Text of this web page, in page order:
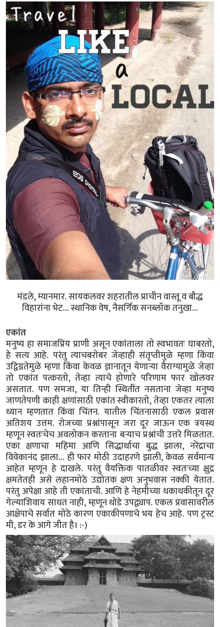
मंडले, म्यानमार. सायकलवर शहरातील प्राचीन वास्तू व बौद्ध
विहारांना भेट... स्थानिक वेष, नैसर्गिक सनब्लॉक तनुखा...
एकांत
मनुष्य हा समाजप्रिय प्राणी असून एकांताला तो स्वभावतः घाबरतो,
हे सत्य आहे. परंतु त्याचबरोबर जेव्हाही संतृप्तीमुळे म्हणा किंवा
उद्विग्नतेमुळे म्हणा किंवा केवळ ज्ञानातून येणाऱ्या वैराग्यामुळे जेव्हा
तो एकांत पत्करतो, तेव्हा त्याचे होणारे परिणाम फार खोलवर
असतात. पण समजा, या तिन्ही स्थितींत नसताना जेव्हा मनुष्य
जाणतेपणी काही क्षणांसाठी एकांत स्वीकारतो, तेव्हा एकतर त्याला
ध्यान म्हणतात किंवा चिंतन. यातील चिंतनासाठी एकल प्रवास
अतिशय उत्तम. रोजच्या प्रश्नांपासून जरा दूर जाऊन एक त्रयस्थ
म्हणून स्वतःचेच अवलोकन करताना बऱ्याच प्रश्नांची उत्तरे मिळतात.
एका क्षणाचा महिमा आणि सिद्धार्थाचा बुद्ध झाला, नरेंद्राचा
विवेकानंद झाला... ही फार मोठी उदाहरणे झाली, केवळ सर्वमान्य
आहेत म्हणून हे दाखले. परंतु वैयक्तिक पातळीवर स्वतःच्या क्षुद्र
क्षमतेतही असे लहानमोठे उद्योतक क्षण अनुभवास नक्की येतात.
परंतु अपेक्षा आहे ती एकांताची. आणि हे नेहमीच्या धकाधकीतून दूर
गेल्याशिवाय साधत नाही, म्हणून थोडे उपद्व्याप. एकल प्रवासावरील
आक्षेपाचे सर्वात मोठे कारण एकाकीपणाचे भय हेच आहे. पण ट्रस्ट
मी, डर के आगे जीत है। :-)